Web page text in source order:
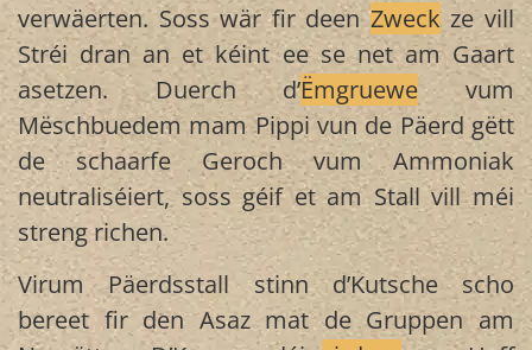
verwäerten. Soss wär fir deenZweckze vill
Stréi dran an et kéint ee se net am Gaart
asetzen. Duerch d’Ëmgruewe vum
Mëschbuedem mam Pippi vun de Päerd gëtt
de schaarfe Geroch vum Ammoniak
neutraliséiert, soss géif et am Stall vill méi
streng richen.
Virum Päerdsstall stinn d’Kutsche scho
bereet fir den Asaz mat de Gruppen am